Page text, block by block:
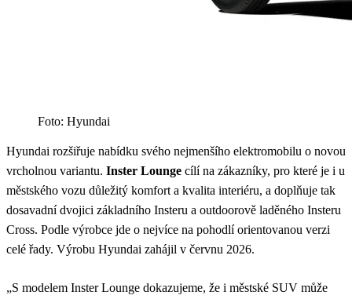
Foto: Hyundai
Hyundai rozšiřuje nabídku svého nejmenšího elektromobilu o novou
vrcholnou variantu. Inster Lounge cílí na zákazníky, pro které je i u
městského vozu důležitý komfort a kvalita interiéru, a doplňuje tak
dosavadní dvojici základního Insteru a outdoorově laděného Insteru
Cross. Podle výrobce jde o nejvíce na pohodlí orientovanou verzi
celé řady. Výrobu Hyundai zahájil v červnu 2026.
„S modelem Inster Lounge dokazujeme, že i městské SUV může